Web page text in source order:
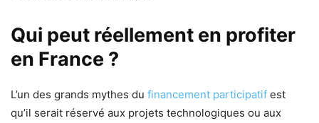
Qui peut réellement en profiter
en France ?
L’un des grands mythes du financement participatif est
qu’il serait réservé aux projets technologiques ou aux